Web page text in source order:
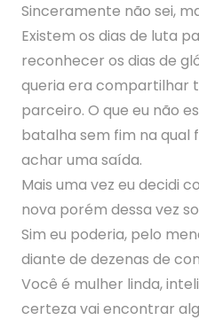
Sinceramente não sei,
Existem os dias de luta
reconhecer os dias de
queria era compartilhar
parceiro. O que eu não
batalha sem fim na qual
achar uma saída.
Mais uma vez eu decidi
nova porém dessa vez
Sim eu poderia, pelo
diante de dezenas de
Você é mulher linda,
certeza vai encontrar